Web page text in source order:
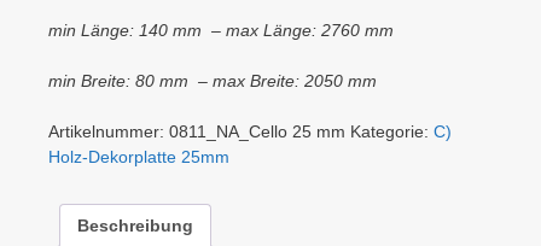
min Länge: 140 mm – max Länge: 2760 mm
min Breite: 80 mm – max Breite: 2050 mm
Artikelnummer: 0811_NA_Cello 25 mm Kategorie: C)
Holz-Dekorplatte 25mm
Beschreibung